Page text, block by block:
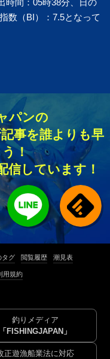
数（BI）：7.5となって
パンの
事を誰よりも早
！
信しています！
タグ 閲覧履歴 潮見表
用規約
釣りメディア
「FISHINGJAPAN」
正遊漁船業法に対応